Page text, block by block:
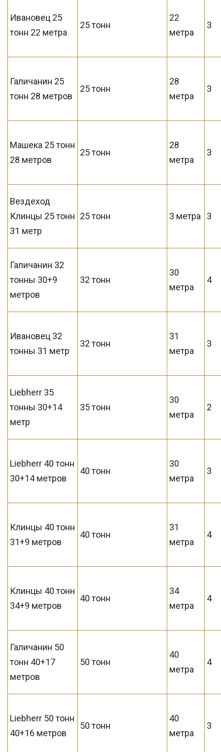
Ивановец 25
тонн 22 метра
25 тонн
22
метра
3
Галичанин 25
тонн 28 метров
25 тонн
28
метра
3
Машека 25 тонн
28 метров
25 тонн
28
метра
3
Вездеход
Клинцы 25 тонн
31 метр
25 тонн 3 метра 3
Галичанин 32
тонны 30+9
метров
32 тонн
30
метра
4
Ивановец 32
тонны 31 метр
32 тонн
31
метра
3
Liebherr 35
тонны 30+14
метр
35 тонн
30
метра
2
Liebherr 40 тонн
30+14 метров
40 тонн
30
метра
3
Клинцы 40 тонн
31+9 метров
40 тонн
31
метра
4
Клинцы 40 тонн
34+9 метров
40 тонн
34
метра
4
Галичанин 50
тонн 40+17
метров
50 тонн
40
метра
4
Liebherr 50 тонн
40+16 метров
50 тонн
40
метра
3